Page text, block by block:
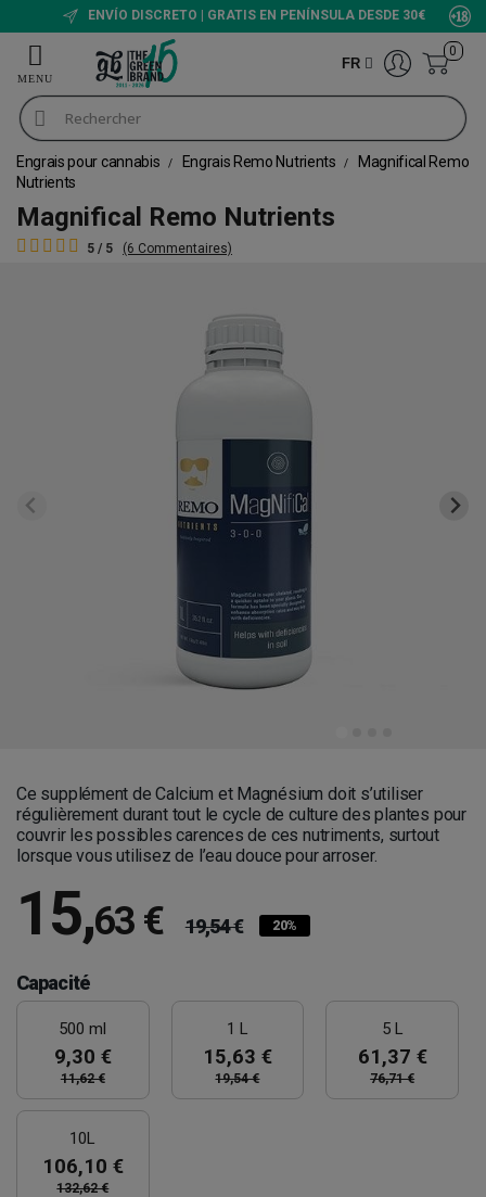
ENVÍO DISCRETO | GRATIS EN PENÍNSULA DESDE 30€
FR
0
Engrais pour cannabis Engrais Remo Nutrients
Magnifical Remo
Nutrients
Magnifical Remo Nutrients
5 / 5 (6 Commentaires)
Ce supplément de Calcium et Magnésium doit s’utiliser
régulièrement durant tout le cycle de culture des plantes pour
couvrir les possibles carences de ces nutriments, surtout
lorsque vous utilisez de l’eau douce pour arroser.
15,63 € 19,54 € 20%
Capacité
500 ml
9,30 €
11,62 €
1 L
15,63 €
19,54 €
5 L
61,37 €
76,71 €
10L
106,10 €
132,62 €